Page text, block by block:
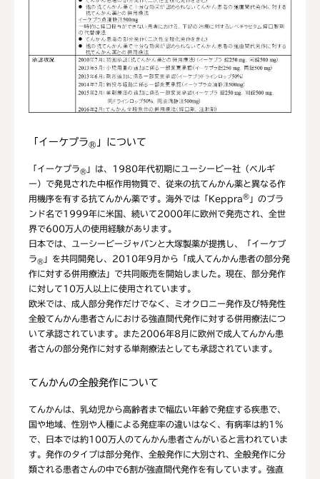
「イーケプラ® 」について
「イーケプラ® 」は、1980年代初期にユーシービー社（ベルギ
ー）で発見された中枢作用物質で、従来の抗てんかん薬と異なる作
用機序を有する抗てんかん薬です。海外では「Keppra® 」のブラ
ンド名で1999年に米国、続いて2000年に欧州で発売され、全世
界で600万人の使用経験があります。
日本では、ユーシービージャパンと大塚製薬が提携し、「イーケプ
ラ® 」を共同開発し、2010年9月から「成人てんかん患者の部分発
作に対する併用療法」で共同販売を開始しました。現在、部分発作
に対して10万人以上に使用されています。
欧米では、成人部分発作だけでなく、ミオクロニー発作及び特発性
全般てんかん患者さんにおける強直間代発作に対する併用療法につ
いて承認されています。また2006年8月に欧州で成人てんかん患
者さんの部分発作に対する単剤療法としても承認されています。
てんかんの全般発作について
てんかんは、乳幼児から高齢者まで幅広い年齢で発症する疾患で、
国や地域、性別や人種による発症率の違いはなく、有病率は約1%
で、日本では約100万人のてんかん患者さんがいると言われていま
す。発作のタイプは部分発作、全般発作に大別され、全般発作に分
類される患者さんの中で6割が強直間代発作を有しています。強直